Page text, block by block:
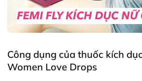
Công dụng của thuốc kích
Women Love Drops